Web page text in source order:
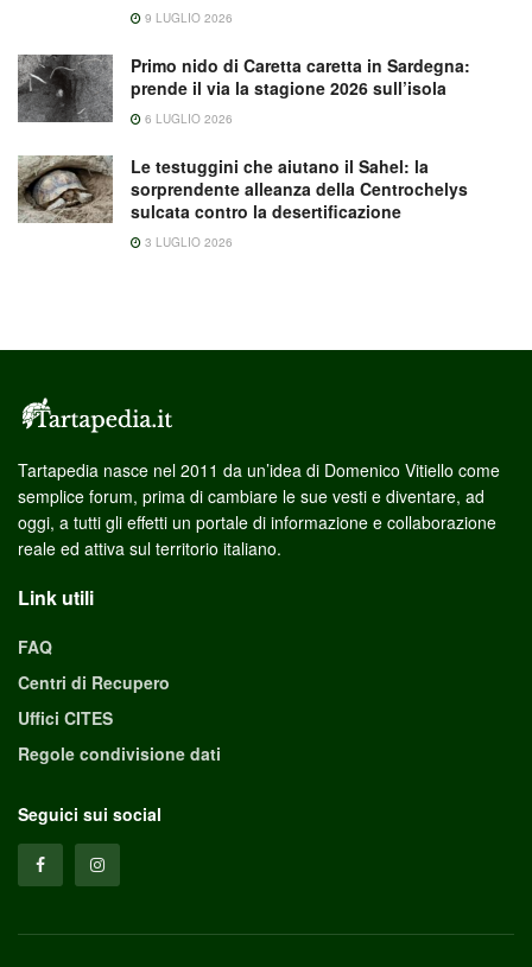
9 LUGLIO 2026
Primo nido di Caretta caretta in Sardegna:
prende il via la stagione 2026 sull’isola
6 LUGLIO 2026
Le testuggini che aiutano il Sahel: la
sorprendente alleanza della Centrochelys
sulcata contro la desertificazione
3 LUGLIO 2026
Tartapedia nasce nel 2011 da un’idea di Domenico Vitiello come
semplice forum, prima di cambiare le sue vesti e diventare, ad
oggi, a tutti gli effetti un portale di informazione e collaborazione
reale ed attiva sul territorio italiano.
Link utili
FAQ
Centri di Recupero
Uffici CITES
Regole condivisione dati
Seguici sui social